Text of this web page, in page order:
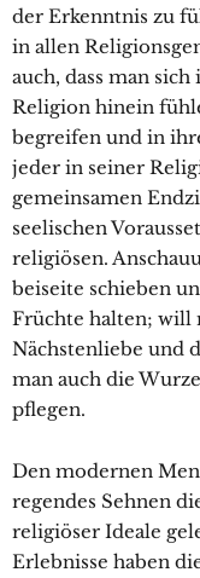
der Erkenntnis zu
in allen
auch, dass man
Religion hinein
begreifen und in
jeder in seiner
gemeinsamen
seelischen
religiösen.
beiseite schieben
Früchte halten; will
Nächstenliebe und
man auch die
pflegen.
Den modernen
regendes Sehnen
religiöser Ideale
Erlebnisse haben